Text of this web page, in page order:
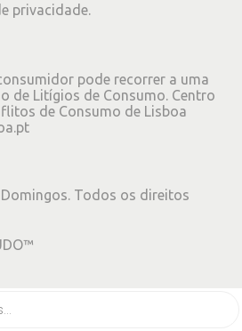
privacidade.
pode recorrer a uma
de Litígios de Consumo. Centro
de Consumo de Lisboa
Todos os direitos